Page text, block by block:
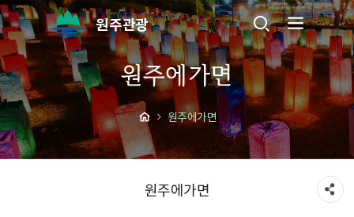
원주관광
원주에가면
원주에가면
원주에가면